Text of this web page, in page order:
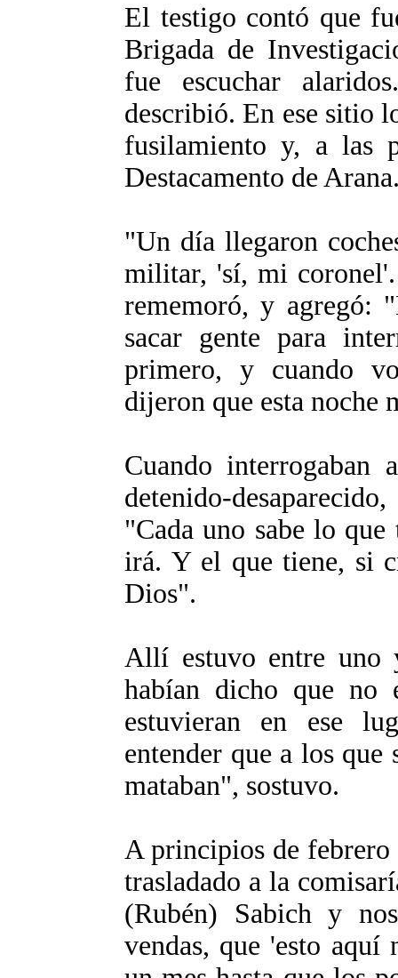
El testigo contó que
Brigada de
fue escuchar
describió. En ese sitio
fusilamiento y, a las
Destacamento de
"Un día llegaron
militar, 'sí, mi
rememoró, y agregó:
sacar gente para
primero, y cuando
dijeron que esta noche
Cuando
detenido-
"Cada uno sabe lo
irá. Y el que tiene, si
Dios".
Allí estuvo entre uno
habían dicho que no
estuvieran en ese
entender que a los que
mataban", sostuvo.
A principios de
trasladado a la
(Rubén) Sabich y
vendas, que 'esto